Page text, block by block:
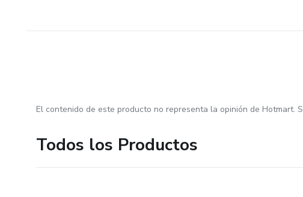
El contenido de este producto no representa la opinión de Hotmart.
Todos los Productos